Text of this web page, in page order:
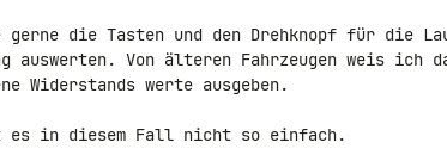
gerne die Tasten und den Drehknopf für die
auswerten. Von älteren Fahrzeugen weis ich
Widerstands werte ausgeben.
in diesem Fall nicht so einfach.